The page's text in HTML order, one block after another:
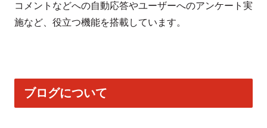
コメントなどへの自動応答やユーザーへのアンケート実
施など、役立つ機能を搭載しています。
ブログについて